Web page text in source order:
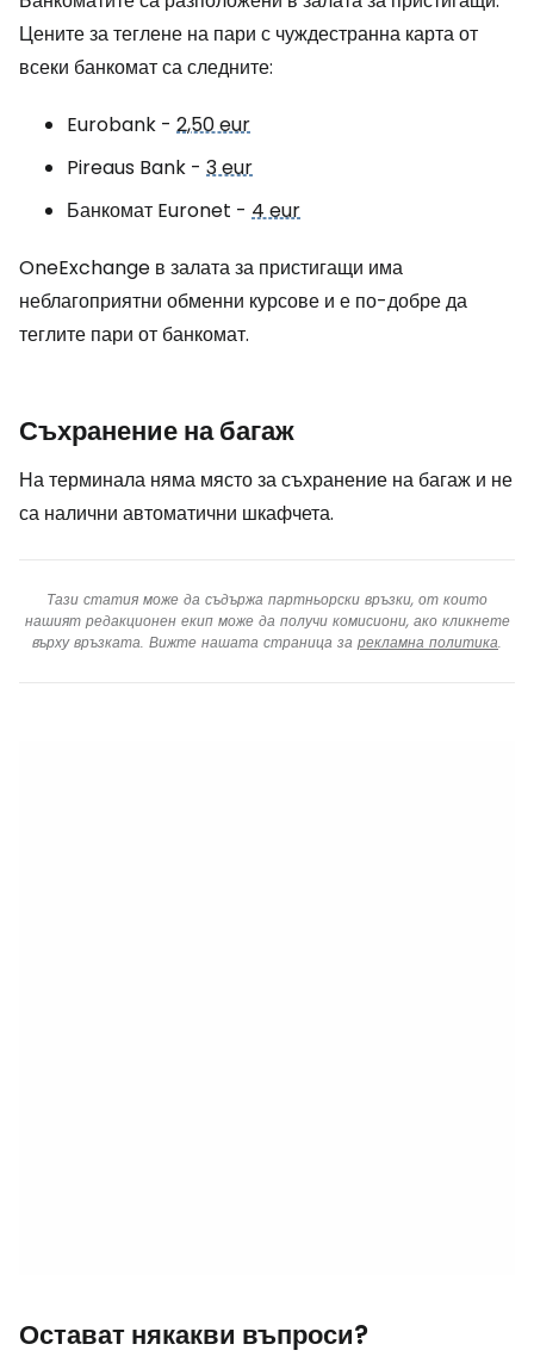
Цените за теглене на пари с чуждестранна карта от
всеки банкомат са следните:
Eurobank - 2,50 eur
Pireaus Bank - 3 eur
Банкомат Euronet - 4 eur
OneExchange в залата за пристигащи има
неблагоприятни обменни курсове и е по-добре да
теглите пари от банкомат.
Съхранение на багаж
На терминала няма място за съхранение на багаж и не
са налични автоматични шкафчета.
Тази статия може да съдържа партньорски връзки, от които
нашият редакционен екип може да получи комисиони, ако кликнете
върху връзката. Вижте нашата страница за рекламна политика.
Остават някакви въпроси?